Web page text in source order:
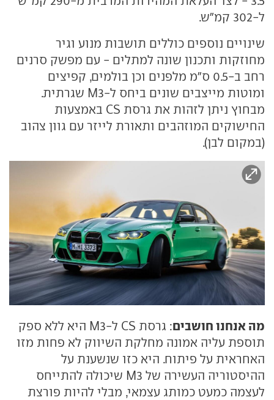
ל-302 קמ"ש.
שינויים נוספים כוללים תושבות מנוע וגיר
מחוזקות ותכנון שונה למתלים - עם מפשק סרנים
רחב ב-0.5 ס"מ מלפנים וכן בולמים, קפיצים
ומוטות מייצבים שונים ביחס ל-M3 שגרתית.
מבחוץ ניתן לזהות את גרסת CS באמצעות
החישוקים המוזהבים ותאורת לייזר עם גוון צהוב
(במקום לבן).
מה אנחנו חושבים
: גרסת CS ל-M3 היא ללא ספק
תוספת עליה אמונה מחלקת השיווק לא פחות מזו
האחראית על פיתוח. היא כזו שנשענת על
ההיסטוריה העשירה של M3 שיכולה להתייחס
לעצמה כמעט כמותג עצמאי, מבלי להיות פורצת